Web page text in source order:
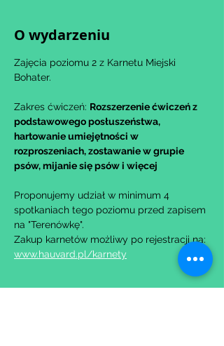
O wydarzeniu
Zajęcia poziomu 2 z Karnetu Miejski
Bohater.
Zakres ćwiczeń: Rozszerzenie ćwiczeń z
podstawowego posłuszeństwa,
hartowanie umiejętności w
rozproszeniach, zostawanie w grupie
psów, mijanie się psów i więcej
Proponujemy udział w minimum 4
spotkaniach tego poziomu przed zapisem
na "Terenówkę".
Zakup karnetów możliwy po rejestracji na:
www.hauvard.pl/karnety